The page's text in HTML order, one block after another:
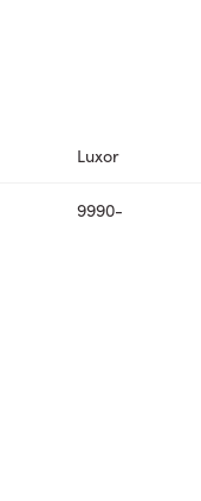
Luxor
9990-